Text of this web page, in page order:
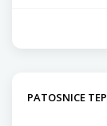
PATOSNICE